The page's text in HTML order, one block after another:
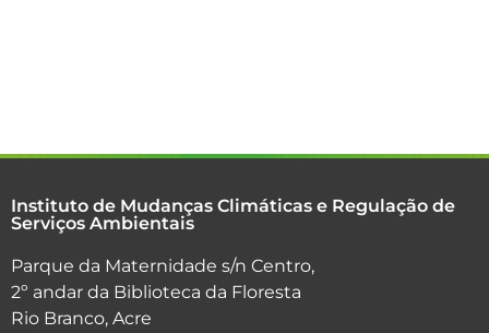
Instituto de Mudanças Climáticas e Regulação de
Serviços Ambientais
Parque da Maternidade s/n Centro,
2º andar da Biblioteca da Floresta
Rio Branco, Acre